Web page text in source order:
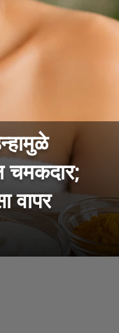
चमकदार;
वापर